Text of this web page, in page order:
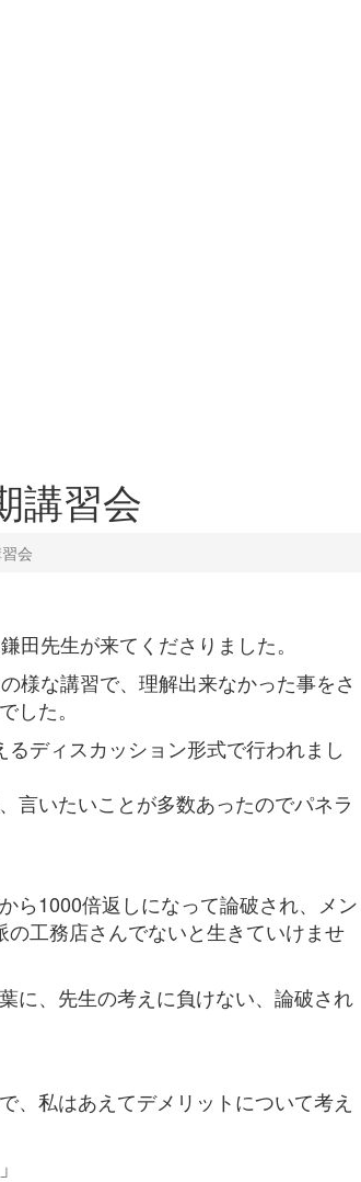
講習会
会
田先生が来てくださりました。
様な講習で、理解出来なかった事をさ
した。
ディスカッション形式で行われまし
言いたいことが多数あったのでパネラ
ら1000倍返しになって論破され、メン
工務店さんでないと生きていけませ
に、先生の考えに負けない、論破され
、私はあえてデメリットについて考え